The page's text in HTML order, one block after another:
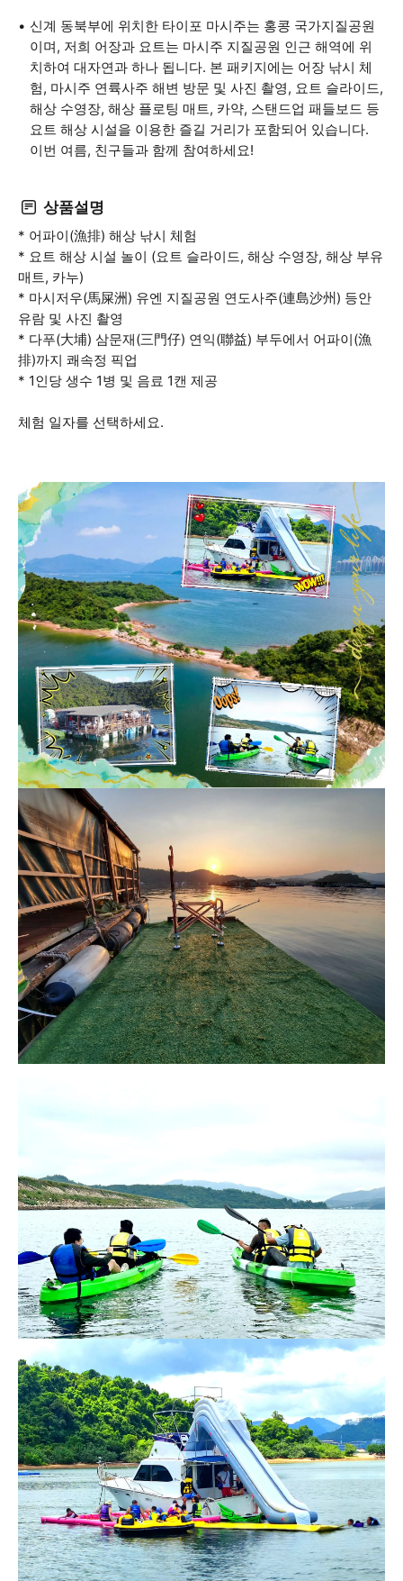
신계 동북부에 위치한 타이포 마시주는 홍콩 국가지질공원
이며, 저희 어장과 요트는 마시주 지질공원 인근 해역에 위
치하여 대자연과 하나 됩니다. 본 패키지에는 어장 낚시 체
험, 마시주 연륙사주 해변 방문 및 사진 촬영, 요트 슬라이드,
해상 수영장, 해상 플로팅 매트, 카약, 스탠드업 패들보드 등
요트 해상 시설을 이용한 즐길 거리가 포함되어 있습니다.
이번 여름, 친구들과 함께 참여하세요!
상품설명
* 어파이(漁排) 해상 낚시 체험
* 요트 해상 시설 놀이 (요트 슬라이드, 해상 수영장, 해상 부유
매트, 카누)
* 마시저우(馬屎洲) 유엔 지질공원 연도사주(連島沙州) 등안
유람 및 사진 촬영
* 다푸(大埔) 삼문재(三門仔) 연익(聯益) 부두에서 어파이(漁
排)까지 쾌속정 픽업
* 1인당 생수 1병 및 음료 1캔 제공
체험 일자를 선택하세요.